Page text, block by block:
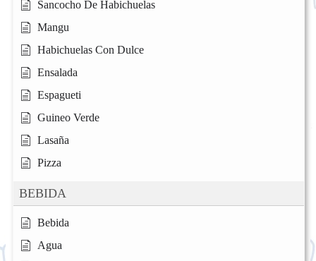
Sancocho De Habichuelas
Mangu
Habichuelas Con Dulce
Ensalada
Espagueti
Guineo Verde
Lasaña
Pizza
BEBIDA
Bebida
Agua